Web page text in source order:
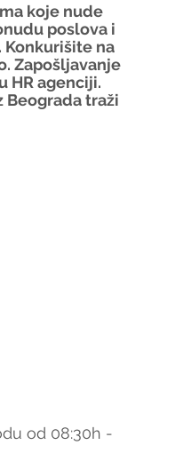
koje nude
poslova i
Konkurišite na
Zapošljavanje
HR agenciji.
Beograda traži
od 08:30h -